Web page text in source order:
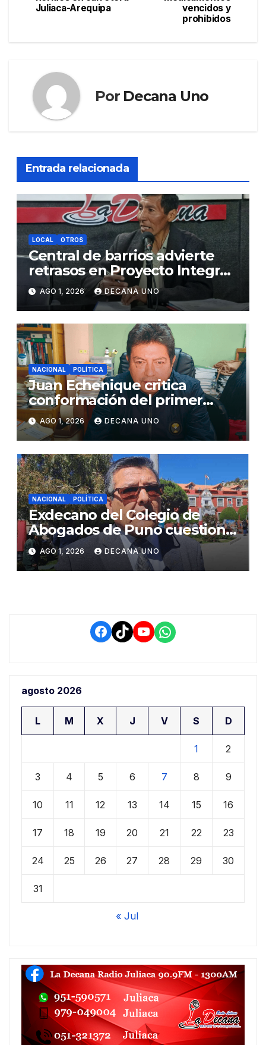
entradas
vencidos y
prohibidos
Juliaca-Arequipa
Por Decana Uno
Entrada relacionada
LOCAL OTROS
Central de barrios advierte
retrasos en Proyecto Integral
de Agua y Alcantarillado para
Juliaca
AGO 1, 2026 DECANA UNO
NACIONAL POLÍTICA
Juan Echenique critica
conformación del primer
gabinete ministerial de Keiko
Fujimori
AGO 1, 2026 DECANA UNO
NACIONAL POLÍTICA
Exdecano del Colegio de
Abogados de Puno cuestiona
propuestas sobre seguridad
ciudadana
AGO 1, 2026 DECANA UNO
Facebook
TikTokYouTube
WhatsApp
agosto 2026
L M X J V S D
1 2
3 4 5 6 7 8 9
10 11 12 13 14 15 16
17 18 19 20 21 22 23
24 25 26 27 28 29 30
31
« Jul